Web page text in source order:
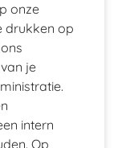
onze
drukken op
je
intern
Op